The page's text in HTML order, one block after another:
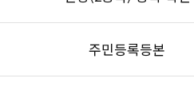
주민등록등본